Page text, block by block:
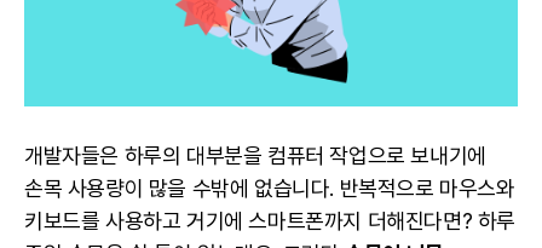
개발자들은 하루의 대부분을 컴퓨터 작업으로 보내기에
손목 사용량이 많을 수밖에 없습니다. 반복적으로 마우스와
키보드를 사용하고 거기에 스마트폰까지 더해진다면? 하루